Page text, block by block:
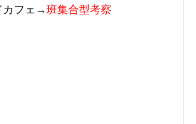
カフェ→班集合型考察